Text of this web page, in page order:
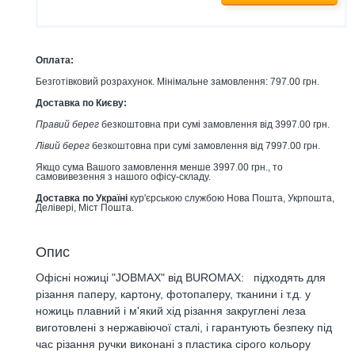
Оплата:
Безготівковий розрахунок. Мінімальне замовлення: 797.00 грн.
Доставка по Києву:
Правий берег безкоштовна при сумі замовлення від 3997.00 грн.
Лівий берег безкоштовна при сумі замовлення від 7997.00 грн.
Якщо сума Вашого замовлення менше 3997.00 грн., то
самовивезення з нашого офісу-складу.
Доставка по Україні кур'єрською службою Нова Пошта, Укрпошта,
Делівері, Міст Пошта.
Опис
Офісні ножиці "JOBMAX" від BUROMAX: підходять для
різання паперу, картону, фотопаперу, тканини і т.д. у
ножиць плавний і м'який хід різання закруглені леза
виготовлені з нержавіючої сталі, і гарантують безпеку під
час різання ручки виконані з пластика сірого кольору